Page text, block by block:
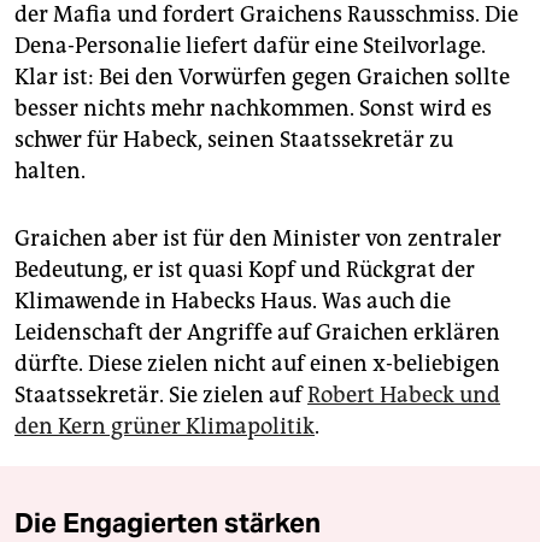
der Mafia und fordert Graichens Rausschmiss. Die
Dena-Personalie liefert dafür eine Steilvorlage.
Klar ist: Bei den Vorwürfen gegen Graichen sollte
besser nichts mehr nachkommen. Sonst wird es
schwer für Habeck, seinen Staatssekretär zu
halten.
Graichen aber ist für den Minister von zentraler
Bedeutung, er ist quasi Kopf und Rückgrat der
Klimawende in Habecks Haus. Was auch die
Leidenschaft der Angriffe auf Graichen erklären
dürfte. Diese zielen nicht auf einen x-beliebigen
Staatssekretär. Sie zielen aufRobert Habeck und
den Kern grüner Klimapolitik.
Die Engagierten stärken